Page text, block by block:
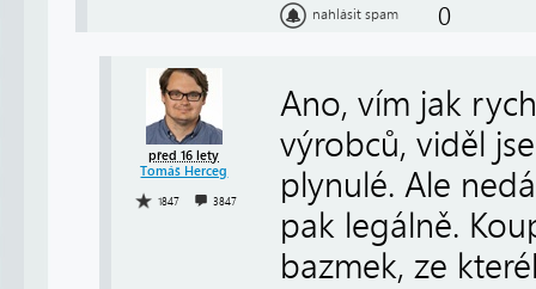
nahlásit spam 0
před 16 lety
Tomáš Herceg
1847 3847
Ano, vím jak
výrobců, viděl
plynulé. Ale
pak legálně.
bazmek, ze